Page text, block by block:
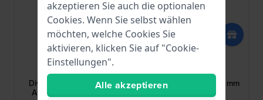
Victorinox
V.006690
Dive Pro 21 mm Blaues
Armband aus echtem
V.006523.0
Journey 1884 - Set 21 mm
Braunes Holz auf
akzeptieren Sie auch die optionalen
Cookies. Wenn Sie selbst wählen
möchten, welche Cookies Sie
aktivieren, klicken Sie auf "Cookie-
Einstellungen".
Alle akzeptieren